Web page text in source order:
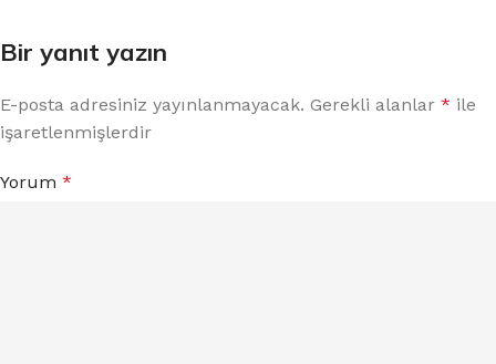
Bir yanıt yazın
E-posta adresiniz yayınlanmayacak. Gerekli alanlar * ile
işaretlenmişlerdir
Yorum *